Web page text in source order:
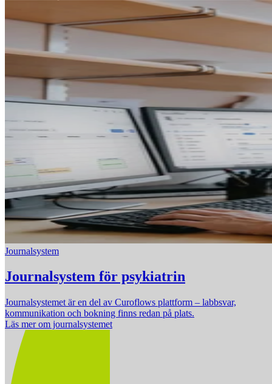
Journalsystem
Journalsystem för psykiatrin
Journalsystemet är en del av Curoflows plattform – labbsvar,
kommunikation och bokning finns redan på plats.
Läs mer om journalsystemet